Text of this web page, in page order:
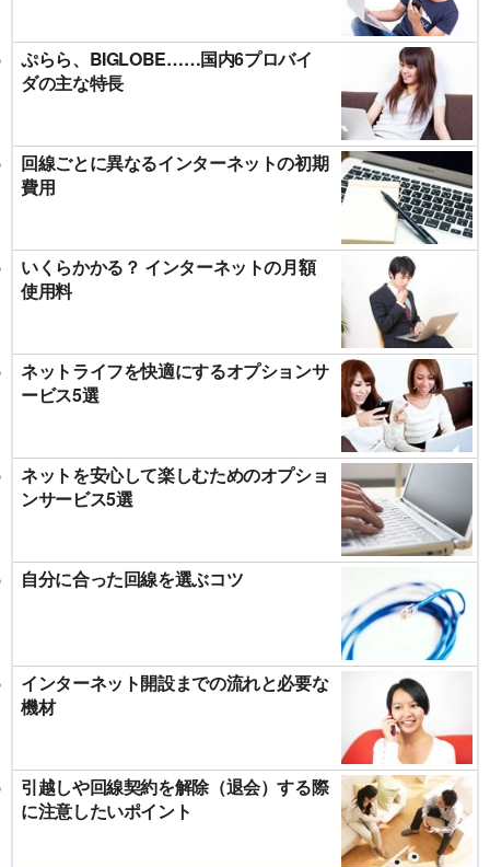
ぷらら、BIGLOBE……国内6プロバイ
ダの主な特長
回線ごとに異なるインターネットの初期
費用
いくらかかる？ インターネットの月額
使用料
ネットライフを快適にするオプションサ
ービス5選
ネットを安心して楽しむためのオプショ
ンサービス5選
自分に合った回線を選ぶコツ
インターネット開設までの流れと必要な
機材
引越しや回線契約を解除（退会）する際
に注意したいポイント